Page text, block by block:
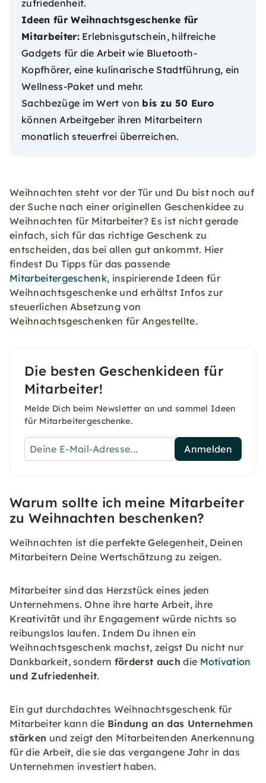
zufriedenheit.
Ideen für Weihnachtsgeschenke für
Mitarbeiter:Erlebnisgutschein, hilfreiche
Gadgets für die Arbeit wie Bluetooth-
Kopfhörer, eine kulinarische Stadtführung, ein
Wellness-Paket und mehr.
Sachbezüge im Wert von bis zu 50 Euro
können Arbeitgeber ihren Mitarbeitern
monatlich steuerfrei überreichen.
Weihnachten steht vor der Tür und Du bist noch auf
der Suche nach einer originellen Geschenkidee zu
Weihnachten für Mitarbeiter? Es ist nicht gerade
einfach, sich für das richtige Geschenk zu
entscheiden, das bei allen gut ankommt. Hier
findest Du Tipps für das passende
Mitarbeitergeschenk, inspirierende Ideen für
Weihnachtsgeschenke und erhältst Infos zur
steuerlichen Absetzung von
Weihnachtsgeschenken für Angestellte.
Die besten Geschenkideen für
Mitarbeiter!
Melde Dich beim Newsletter an und sammel Ideen
für Mitarbeitergeschenke.
Anmelden
Warum sollte ich meine Mitarbeiter
zu Weihnachten beschenken?
Weihnachten ist die perfekte Gelegenheit, Deinen
Mitarbeitern Deine Wertschätzung zu zeigen.
Mitarbeiter sind das Herzstück eines jeden
Unternehmens. Ohne ihre harte Arbeit, ihre
Kreativität und ihr Engagement würde nichts so
reibungslos laufen. Indem Du ihnen ein
Weihnachtsgeschenk machst, zeigst Du nicht nur
Dankbarkeit, sondern förderst auch die Motivation
und Zufriedenheit.
Ein gut durchdachtes Weihnachtsgeschenk für
Mitarbeiter kann die Bindung an das Unternehmen
stärken und zeigt den Mitarbeitenden Anerkennung
für die Arbeit, die sie das vergangene Jahr in das
Unternehmen investiert haben.